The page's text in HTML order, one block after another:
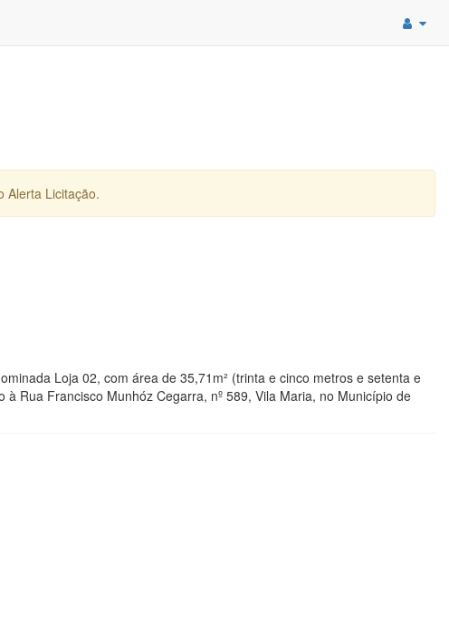
Alerta Licitação.
Loja 02, com área de 35,71m² (trinta e cinco metros e setenta e
Rua Francisco Munhóz Cegarra, nº 589, Vila Maria, no Município de